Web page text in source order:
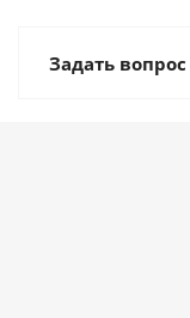
Задать вопрос